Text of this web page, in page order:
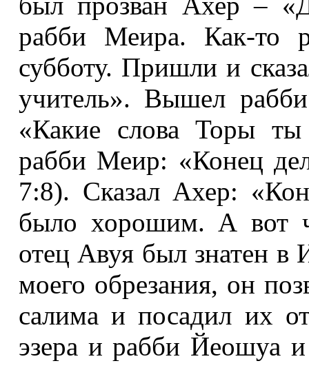
рабби Меира. Как-то
субботу. Пришли и
учитель». Вышел
«Какие слова Торы ты
рабби Меир: «Конец
7:8). Сказал Ахер:
было хорошим. А вот
отец Авуя был знатен в
моего обрезания, он
салима и посадил их
эзера и рабби Йео­шуа